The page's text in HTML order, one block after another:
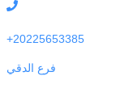
20225653385+
فرع الدقي